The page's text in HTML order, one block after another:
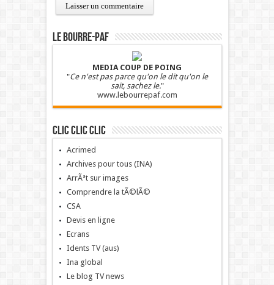
LE BOURRE-PAF
MEDIA COUP DE POING
"Ce n'est pas parce qu'on le dit qu'on le
sait, sachez le."
www.lebourrepaf.com
Clic clic clic
Acrimed
Archives pour tous (INA)
ArrÃªt sur images
Comprendre la tÃ©lÃ©
CSA
Devis en ligne
Ecrans
Idents TV (aus)
Ina global
Le blog TV news